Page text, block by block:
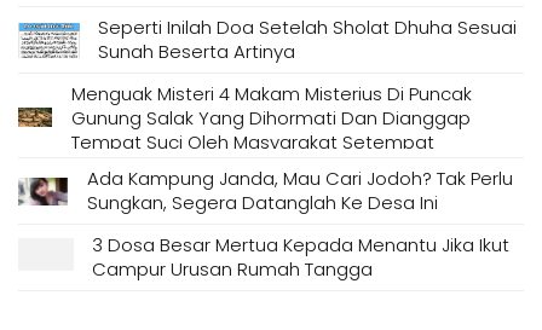
Seperti Inilah Doa Setelah Sholat Dhuha Sesuai
Sunah Beserta Artinya
Menguak Misteri 4 Makam Misterius Di Puncak
Gunung Salak Yang Dihormati Dan Dianggap
Tempat Suci Oleh Masyarakat Setempat
Ada Kampung Janda, Mau Cari Jodoh? Tak Perlu
Sungkan, Segera Datanglah Ke Desa Ini
3 Dosa Besar Mertua Kepada Menantu Jika Ikut
Campur Urusan Rumah Tangga